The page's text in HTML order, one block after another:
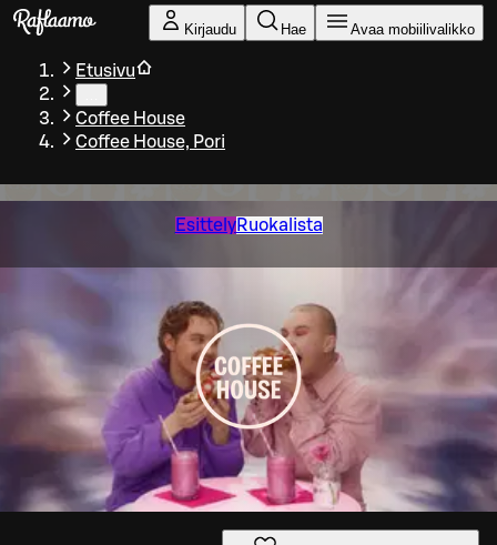
Siirry pääsisältöön
Kirjaudu Hae Avaa mobiilivalikko
Etusivu
Coffee House
Coffee House, Pori
EsittelyRuokalista